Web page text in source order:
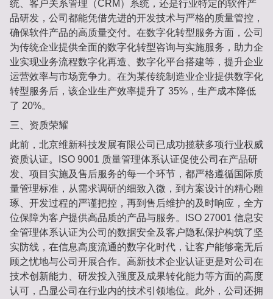
统、客户关系管理（CRM）系统，还是行业特定的软件产
品研发，公司都能凭借先进的开发技术与严格的质量管控，
确保软件产品的高质量交付。在数字化转型服务方面，公司
为传统企业提供全面的数字化转型咨询与实施服务，助力企
业实现业务流程数字化再造、数字化平台搭建等，提升企业
运营效率与市场竞争力。在为某传统制造业企业提供数字化
转型服务后，该企业生产效率提升了 35%，生产成本降低
了 20%。
三、资质荣耀
此前，北京维新科技发展有限公司已成功揽获多项行业权威
资质认证。ISO 9001 质量管理体系认证促使公司在产品研
发、项目实施及售后服务的每一个环节，都严格遵循国际质
量管理标准，从需求调研的细致入微，到方案设计的精心雕
琢、开发过程的严谨把控，再到售后维护的及时响应，全方
位保障为客户提供高品质的产品与服务。ISO 27001 信息安
全管理体系认证为公司的数据安全及客户隐私保护构筑了坚
实防线，在信息高度流通的数字化时代，让客户能够毫无后
顾之忧地与公司开展合作。高新技术企业认证更是对公司在
技术创新能力、研发投入强度及成果转化能力等方面的高度
认可，凸显公司在行业内的技术引领地位。此外，公司还拥